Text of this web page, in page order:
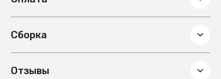
Сборка
Отзывы